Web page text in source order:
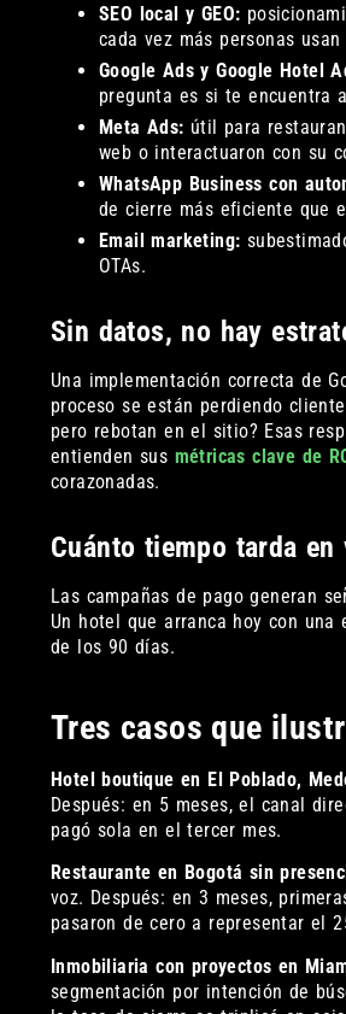
SEO local y GEO:
cada vez más personas
Google Ads y Google Hotel
pregunta es si te encuentra
Meta Ads: útil para
web o interactuaron con su
WhatsApp Business con
de cierre más eficiente que
Email marketing:
OTAs.
Sin datos, no hay
Una implementación correcta de
proceso se están perdiendo
pero rebotan en el sitio? Esas
entienden sus métricas clave de
corazonadas.
Cuánto tiempo tarda
Las campañas de pago generan
Un hotel que arranca hoy con
de los 90 días.
Tres casos que
Hotel boutique en El Poblado,
Después: en 5 meses, el canal
pagó sola en el tercer mes.
Restaurante en Bogotá sin
voz. Después: en 3 meses,
pasaron de cero a representar el
Inmobiliaria con proyectos en
segmentación por intención de